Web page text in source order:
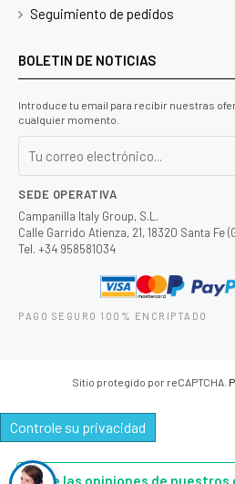
Seguimiento de pedidos
BOLETIN DE NOTICIAS
Introduce tu email para recibir nuestras
cualquier momento.
SEDE OPERATIVA
Campanilla Italy Group, S.L.
Calle Garrido Atienza, 21, 18320 Santa Fe
Tel. +34 958581034
PAGO SEGURO 100% ENCRIPTADO
Sitio protegido por reCAPTCHA.
Controle su privacidad
Lee las opiniones de